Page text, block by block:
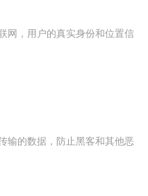
网，用户的真实身份和位置信
输的数据，防止黑客和其他恶